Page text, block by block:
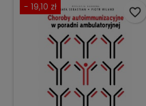
- 19,10 zł favorite_border